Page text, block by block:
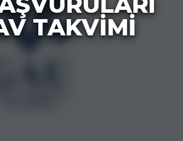
TAKVIMI